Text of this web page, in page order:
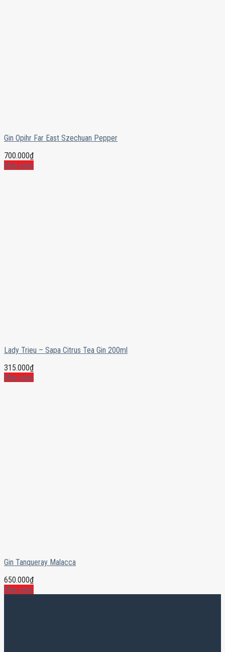
Gin Opihr Far East Szechuan Pepper
700.000₫
Mua ngay
Lady Trieu – Sapa Citrus Tea Gin 200ml
315.000₫
Mua ngay
Gin Tanqueray Malacca
650.000₫
Mua ngay